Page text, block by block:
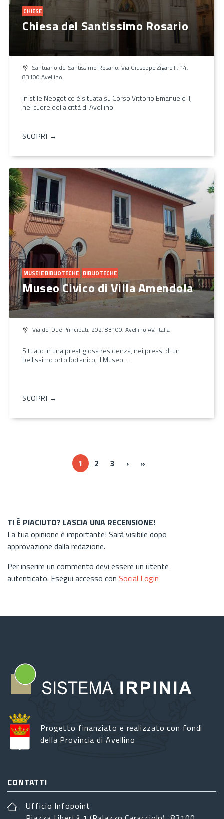
CHIESE
Chiesa del Santissimo Rosario
Santuario del Santissimo Rosario, Via Giuseppe Zigarelli, 14,
83100 Avellino
In stile Neogotico è situata su Corso Vittorio Emanuele II,
nel cuore della città di Avellino
SCOPRI →
MUSEI E BIBLIOTECHE BIBLIOTECHE
Museo Civico di Villa Amendola
Via dei Due Principati, 202, 83100, Avellino AV, Italia
Situato in una prestigiosa residenza, nei pressi di un
bellissimo orto botanico, il Museo…
SCOPRI →
1 2 3 ›Next ›
»
TI È PIACIUTO? LASCIA UNA RECENSIONE!
La tua opinione è importante! Sarà visibile dopo
approvazione dalla redazione.
Per inserire un commento devi essere un utente
autenticato. Esegui accesso con Social Login
Progetto finanziato e realizzato con fondi
della Provincia di Avellino
CONTATTI
Ufficio Infopoint